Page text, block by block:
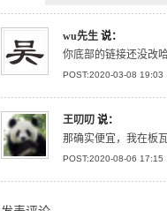
wu先生 说：
你底部的链接还没改
POST:2020-03-08 19:03
王叨叨 说：
那确实便宜，我在板
POST:2020-08-06 17:15